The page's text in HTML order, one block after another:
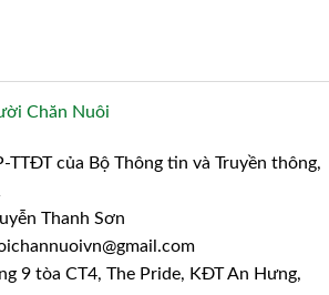
Chăn Nuôi
TTĐT của Bộ Thông tin và Truyền thông,
Thanh Sơn
9 tòa CT4, The Pride, KĐT An Hưng,